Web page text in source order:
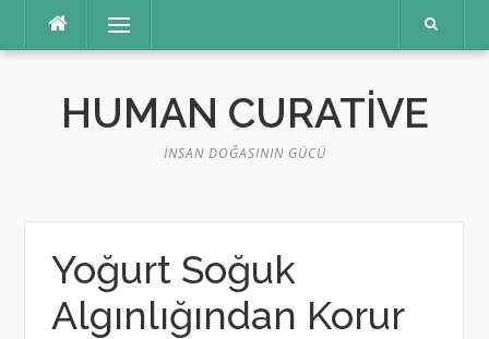
Menü
HUMAN CURATIVE
İNSAN DOĞASININ GÜCÜ
Yoğurt Soğuk
Algınlığından Korur